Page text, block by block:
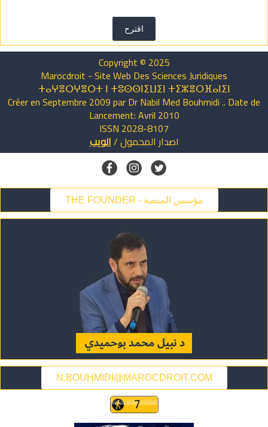
اقترح
Copyright © 2025
Marocdroit - Site Web Des Sciences Juridiques
ⵜⴰⵖⴻⵔⵖⴻⵔⵜ ⵏ ⵜⵓⵙⵙⵏⵉⵡⵉⵏ ⵜⵉⵣⴻⵔⴼⴰⵏⵉⵏ
Créer en Septembre 2009 par Dr Nabil Med Bouhmidi .. Date de
Lancement: Avril 2010
ISSN 2028-8107
اصدار المحمول/الويب
THE FOUNDER - مؤسس المنصة
N.BOUHMIDI@MAROCDROIT.COM